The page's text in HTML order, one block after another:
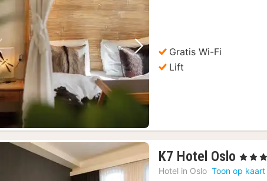
Vorige foto Volgende foto
Gratis Wi-Fi
Lift
K7 Hotel Oslo 1
nacht
, 3
Hotel in Oslo Toon op kaart